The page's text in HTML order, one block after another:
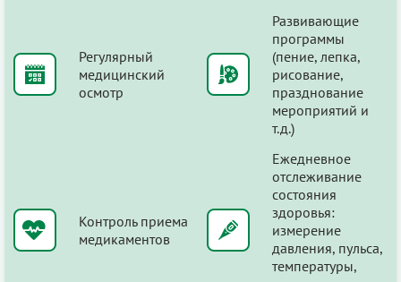
Регулярный
медицинский
осмотр
Развивающие
программы
(пение, лепка,
рисование,
празднование
мероприятий и
т.д.)
Контроль приема
медикаментов
Ежедневное
отслеживание
состояния
здоровья:
измерение
давления, пульса,
температуры,